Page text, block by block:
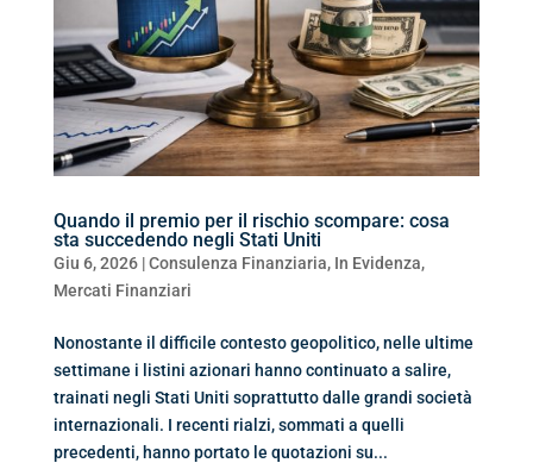
Quando il premio per il rischio scompare: cosa
sta succedendo negli Stati Uniti
Giu 6, 2026|Consulenza Finanziaria, In Evidenza,
Mercati Finanziari
Nonostante il difficile contesto geopolitico, nelle ultime
settimane i listini azionari hanno continuato a salire,
trainati negli Stati Uniti soprattutto dalle grandi società
internazionali. I recenti rialzi, sommati a quelli
precedenti, hanno portato le quotazioni su...